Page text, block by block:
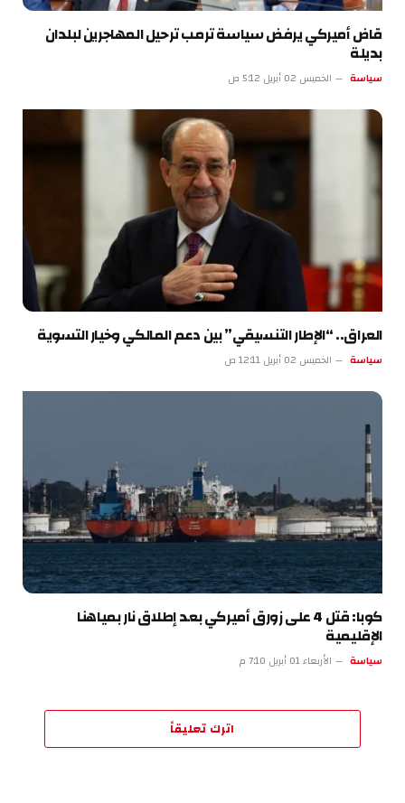
قاض أميركي يرفض سياسة ترمب ترحيل المهاجرين لبلدان
بديلة
سياسة الخميس 02 أبريل 5:12 ص
العراق.. “الإطار التنسيقي” بين دعم المالكي وخيار التسوية
سياسة الخميس 02 أبريل 12:11 ص
كوبا: قتل 4 على زورق أميركي بعد إطلاق نار بمياهنا
الإقليمية
سياسة الأربعاء 01 أبريل 7:10 م
اترك تعليقاً